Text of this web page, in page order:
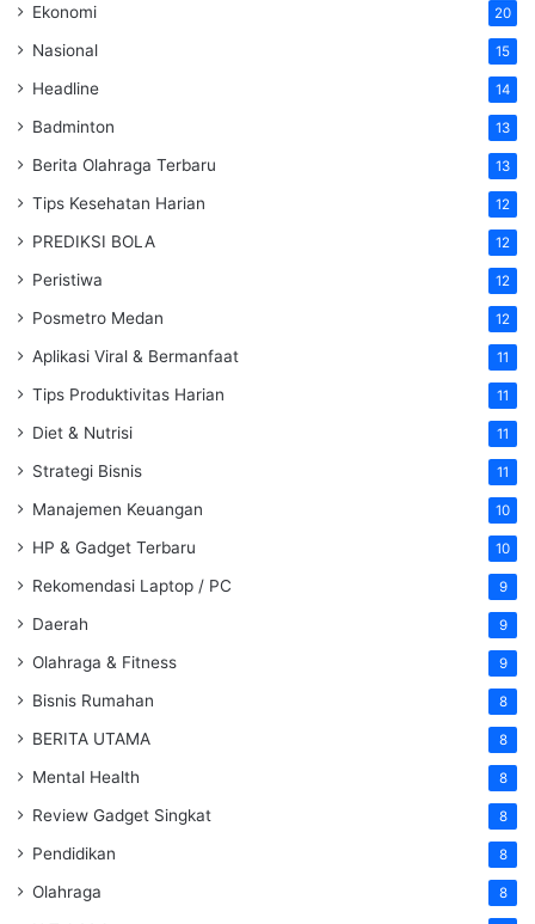
Ekonomi 20
Nasional 15
Headline 14
Badminton 13
Berita Olahraga Terbaru 13
Tips Kesehatan Harian 12
PREDIKSI BOLA 12
Peristiwa 12
Posmetro Medan 12
Aplikasi Viral & Bermanfaat 11
Tips Produktivitas Harian 11
Diet & Nutrisi 11
Strategi Bisnis 11
Manajemen Keuangan 10
HP & Gadget Terbaru 10
Rekomendasi Laptop / PC 9
Daerah 9
Olahraga & Fitness 9
Bisnis Rumahan 8
BERITA UTAMA 8
Mental Health 8
Review Gadget Singkat 8
Pendidikan 8
Olahraga 8